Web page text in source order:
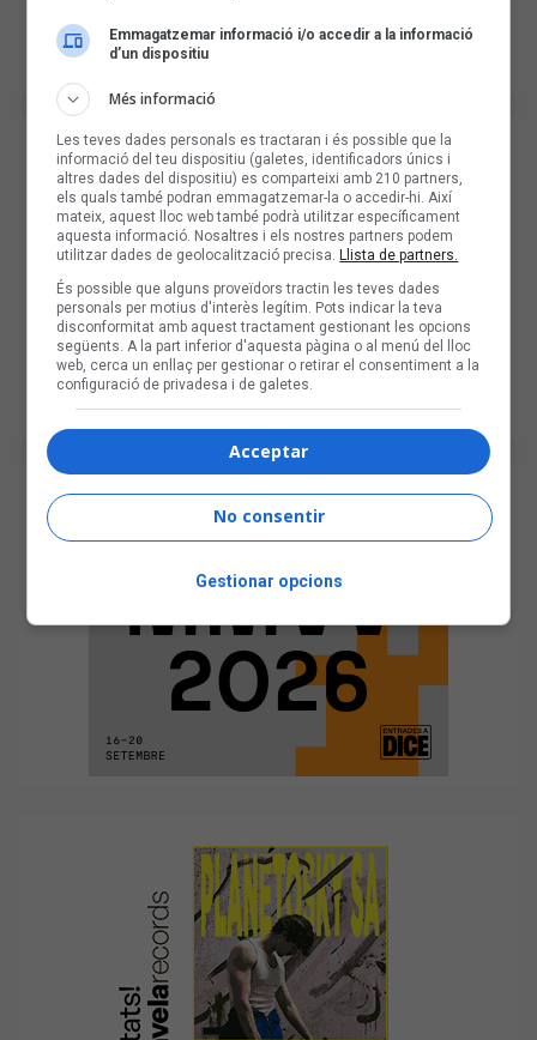
Emmagatzemar informació i/o accedir a la informació
d’un dispositiu
Més informació
Les teves dades personals es tractaran i és possible que la
informació del teu dispositiu (galetes, identificadors únics i
altres dades del dispositiu) es comparteixi amb 210 partners,
els quals també podran emmagatzemar-la o accedir-hi. Així
mateix, aquest lloc web també podrà utilitzar específicament
aquesta informació. Nosaltres i els nostres partners podem
utilitzar dades de geolocalització precisa.Llista de partners.
És possible que alguns proveïdors tractin les teves dades
personals per motius d'interès legítim. Pots indicar la teva
disconformitat amb aquest tractament gestionant les opcions
següents. A la part inferior d'aquesta pàgina o al menú del lloc
web, cerca un enllaç per gestionar o retirar el consentiment a la
configuració de privadesa i de galetes.
Acceptar
No consentir
Gestionar opcions